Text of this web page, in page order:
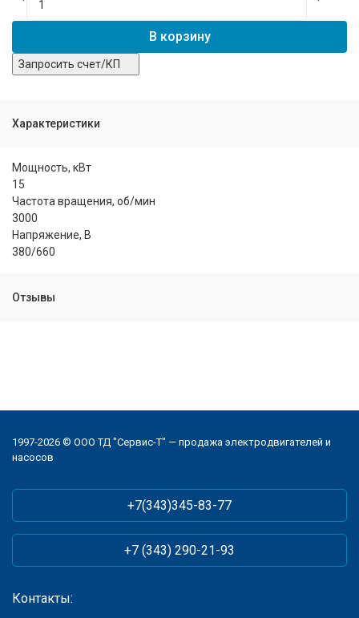
В корзину
Запросить счет/КП
Характеристики
Мощность, кВт
15
Частота вращения, об/мин
3000
Напряжение, В
380/660
Отзывы
1997-2026 © ООО ТД "Сервис-Т" — продажа электродвигателей и
насосов
+7(343)345-83-77
+7 (343) 290-21-93
Контакты: